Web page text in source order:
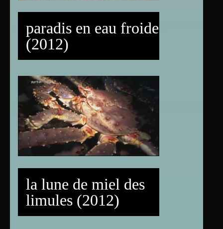
paradis en eau froide
(2012)
la lune de miel des
limules (2012)